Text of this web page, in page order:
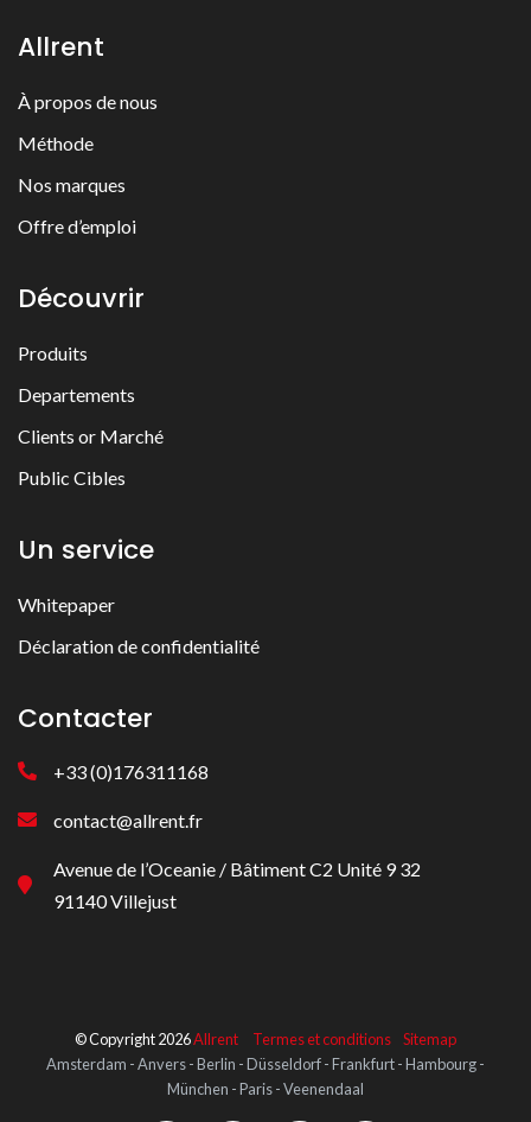
Allrent
À propos de nous
Méthode
Nos marques
Offre d’emploi
Découvrir
Produits
Departements
Clients or Marché
Public Cibles
Un service
Whitepaper
Déclaration de confidentialité
Contacter
+33 (0)176311168
contact@allrent.fr
Avenue de l’Oceanie / Bâtiment C2 Unité 9 32
91140 Villejust
© Copyright 2026Allrent Termes et conditions
Sitemap
Amsterdam - Anvers - Berlin - Düsseldorf - Frankfurt - Hambourg -
München - Paris - Veenendaal